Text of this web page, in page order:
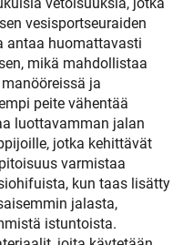
vesisportseuraiden
antaa huomattavasti
mikä mahdollistaa
ja
peite vähentää
luottavamman jalan
jotka kehittävät
varmistaa
kun taas lisätty
jalasta,
istuntoista.